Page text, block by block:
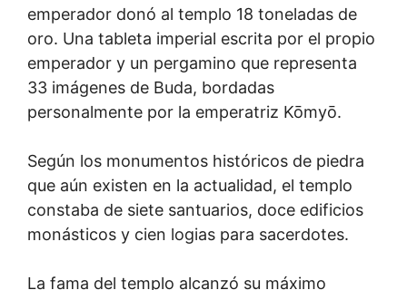
emperador donó al templo 18 toneladas de
oro. Una tableta imperial escrita por el propio
emperador y un pergamino que representa
33 imágenes de Buda, bordadas
personalmente por la emperatriz Kōmyō.
Según los monumentos históricos de piedra
que aún existen en la actualidad, el templo
constaba de siete santuarios, doce edificios
monásticos y cien logias para sacerdotes.
La fama del templo alcanzó su máximo